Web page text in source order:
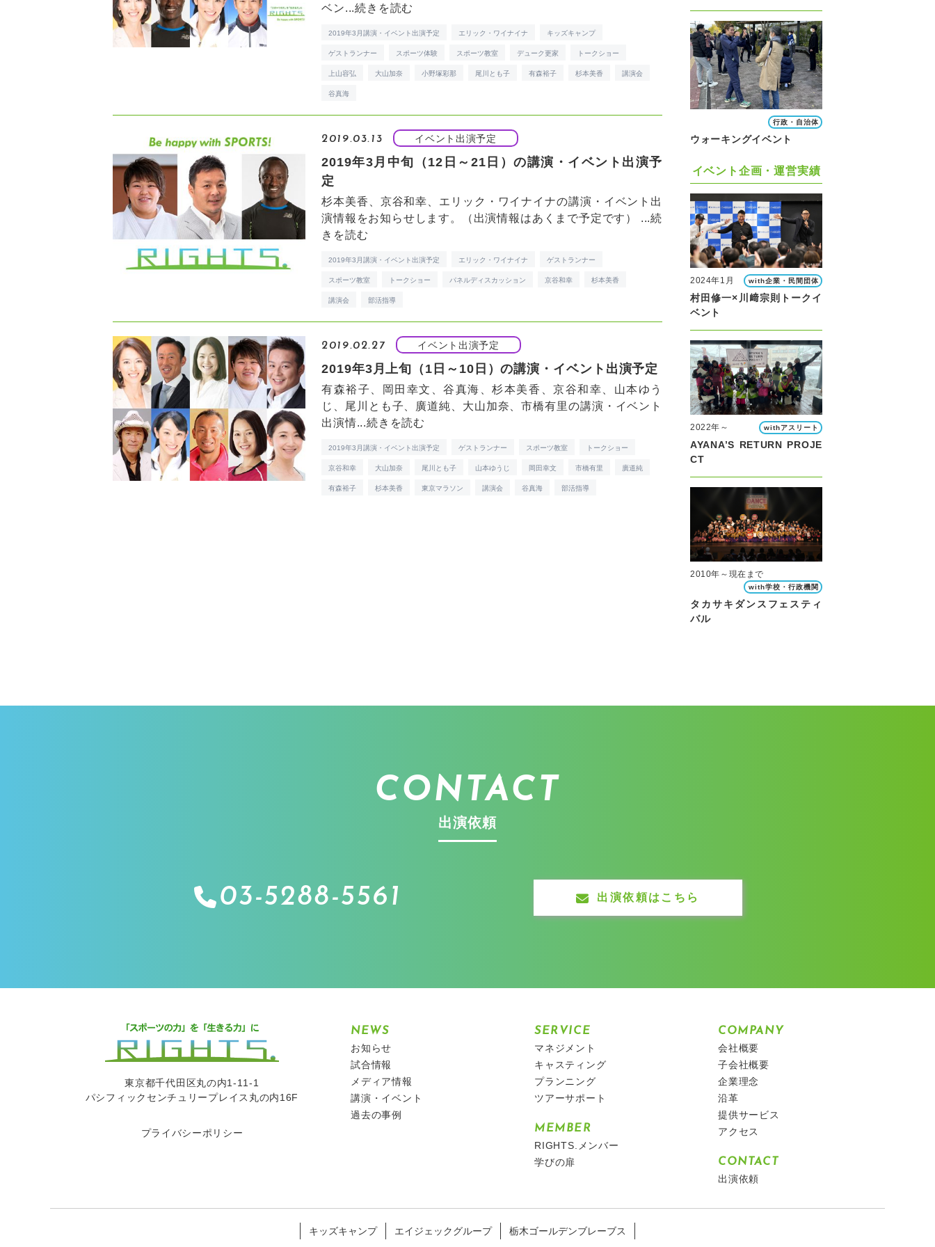
ベン...続きを読む
2019年3月講演・イベント出演予定 エリック・ワイナイナ キッズキャンプ
ゲストランナー スポーツ体験 スポーツ教室 デューク更家 トークショー
上山容弘 大山加奈 小野塚彩那 尾川とも子 有森裕子 杉本美香 講演会
谷真海
2019.03.13 イベント出演予定
2019年3月中旬（12日～21日）の講演・イベント出演予
定
杉本美香、京谷和幸、エリック・ワイナイナの講演・イベント出
演情報をお知らせします。（出演情報はあくまで予定です） ...続
きを読む
2019年3月講演・イベント出演予定 エリック・ワイナイナ ゲストランナー
スポーツ教室 トークショー パネルディスカッション 京谷和幸 杉本美香
講演会 部活指導
2019.02.27 イベント出演予定
2019年3月上旬（1日～10日）の講演・イベント出演予定
有森裕子、岡田幸文、谷真海、杉本美香、京谷和幸、山本ゆう
じ、尾川とも子、廣道純、大山加奈、市橋有里の講演・イベント
出演情...続きを読む
2019年3月講演・イベント出演予定 ゲストランナー スポーツ教室 トークショー
京谷和幸 大山加奈 尾川とも子 山本ゆうじ 岡田幸文 市橋有里 廣道純
有森裕子 杉本美香 東京マラソン 講演会 谷真海 部活指導
行政・自治体
ウォーキングイベント
イベント企画・運営実績
2024年1月 with企業・民間団体
村田修一×川﨑宗則トークイ
ベント
2022年～ withアスリート
AYANA’S RETURN PROJE
CT
2010年～現在まで
with学校・行政機関
タカサキダンスフェスティ
バル
CONTACT
出演依頼
03-5288-5561 出演依頼はこちら
東京都千代田区丸の内1-11-1
パシフィックセンチュリープレイス丸の内16F
プライバシーポリシー
NEWS
お知らせ
試合情報
メディア情報
講演・イベント
過去の事例
SERVICE
マネジメント
キャスティング
プランニング
ツアーサポート
MEMBER
RIGHTS.メンバー
学びの扉
COMPANY
会社概要
子会社概要
企業理念
沿革
提供サービス
アクセス
CONTACT
出演依頼
キッズキャンプ エイジェックグループ 栃木ゴールデンブレーブス